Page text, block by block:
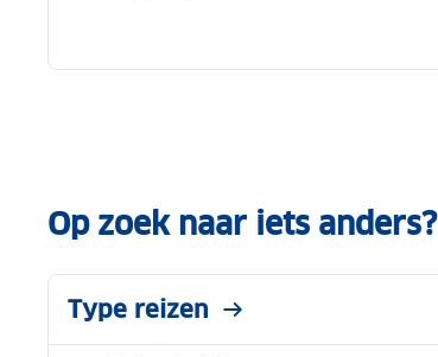
Op zoek naar iets anders?
Type reizen